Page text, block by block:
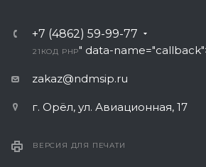
+7 (4862) 59-99-77
21 КОД PHP" data-
zakaz@ndmsip.ru
г. Орёл, ул. Авиационная, 17
ВЕРСИЯ ДЛЯ ПЕЧАТИ